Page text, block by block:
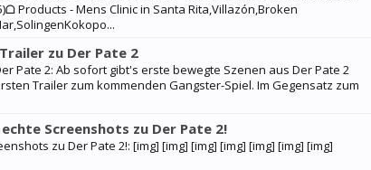
Products - Mens Clinic in Santa Rita,Villazón,Broken
zu Der Pate 2
Pate 2: Ab sofort gibt's erste bewegte Szenen aus Der Pate 2
Trailer zum kommenden Gangster-Spiel. Im Gegensatz zum
Screenshots zu Der Pate 2!
zu Der Pate 2!: [img] [img] [img] [img] [img] [img] [img]